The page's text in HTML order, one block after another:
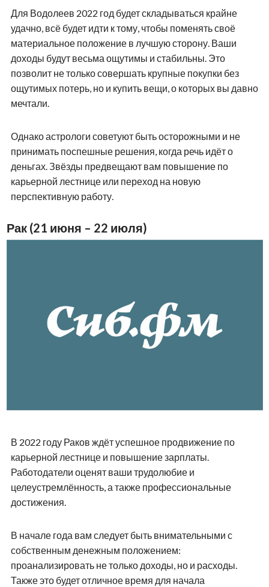
Для Водолеев 2022 год будет складываться крайне
удачно, всё будет идти к тому, чтобы поменять своё
материальное положение в лучшую сторону. Ваши
доходы будут весьма ощутимы и стабильны. Это
позволит не только совершать крупные покупки без
ощутимых потерь, но и купить вещи, о которых вы давно
мечтали.
Однако астрологи советуют быть осторожными и не
принимать поспешные решения, когда речь идёт о
деньгах. Звёзды предвещают вам повышение по
карьерной лестнице или переход на новую
перспективную работу.
Рак (21 июня – 22 июля)
В 2022 году Раков ждёт успешное продвижение по
карьерной лестнице и повышение зарплаты.
Работодатели оценят ваши трудолюбие и
целеустремлённость, а также профессиональные
достижения.
В начале года вам следует быть внимательными с
собственным денежным положением:
проанализировать не только доходы, но и расходы.
Также это будет отличное время для начала